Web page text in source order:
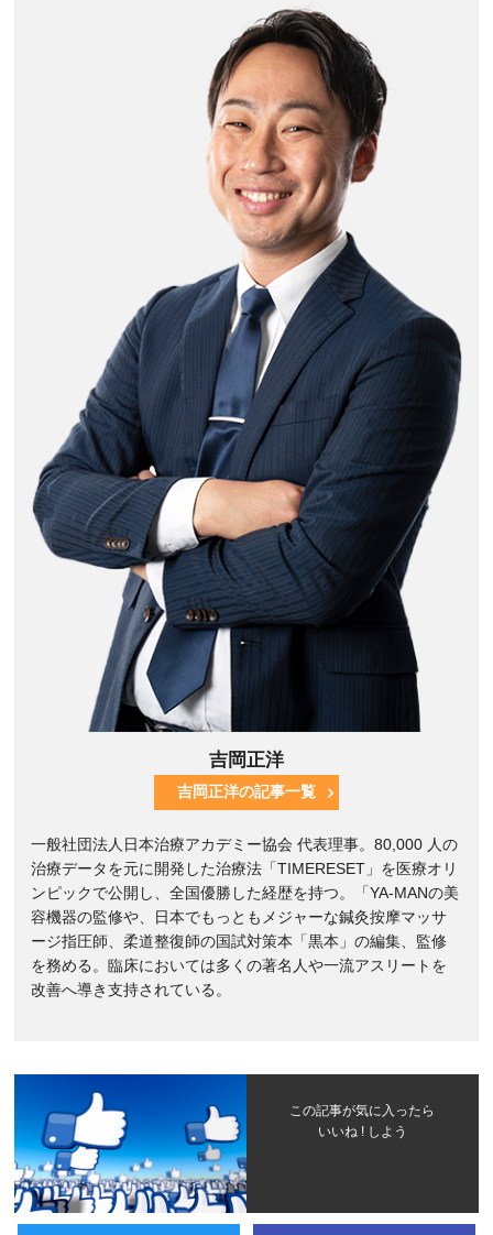
吉岡正洋
吉岡正洋の記事一覧
一般社団法人日本治療アカデミー協会 代表理事。80,000 人の
治療データを元に開発した治療法「TIMERESET」を医療オリ
ンピックで公開し、全国優勝した経歴を持つ。「YA-MANの美
容機器の監修や、日本でもっともメジャーな鍼灸按摩マッサ
ージ指圧師、柔道整復師の国試対策本「黒本」の編集、監修
を務める。臨床においては多くの著名人や一流アスリートを
改善へ導き支持されている。
この記事が気に入ったら
いいね ! しよう